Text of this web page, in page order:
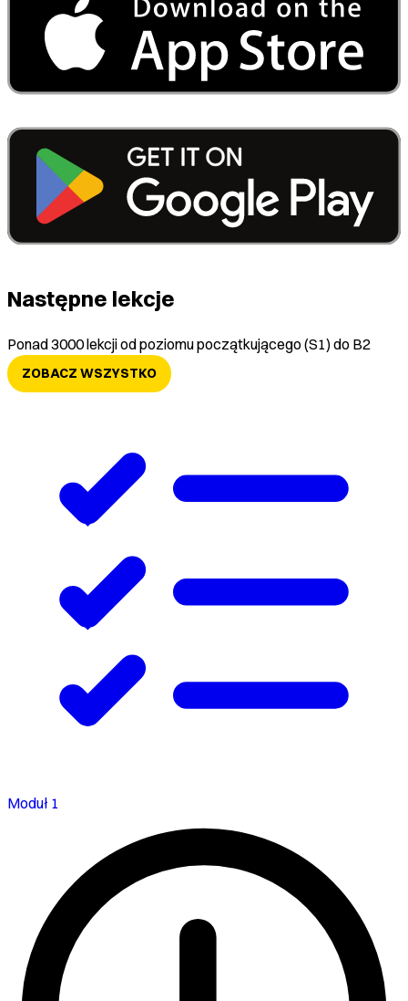
Następne lekcje
Ponad 3000 lekcji od poziomu początkującego (S1) do B2
ZOBACZ WSZYSTKO
Moduł 1